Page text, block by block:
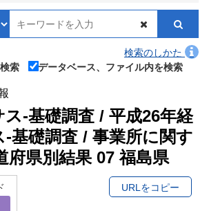
検索のしかた
索
データベース、ファイル内を検索
‐基礎調査 / 平成26年経
基礎調査 / 事業所に関す
府県別結果 07 福島県
URLをコピー